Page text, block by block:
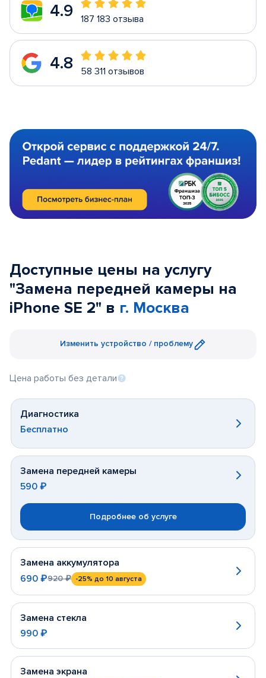
4.9 187 183 отзыва
4.8 58 311 отзывов
Доступные цены на услугу
"Замена передней камеры на
iPhone SE 2" в г. Москва
Изменить устройство / проблему
Цена работы без детали
Диагностика
Бесплатно
Замена передней камеры
590 ₽
Подробнее об услуге
Замена аккумулятора
690 ₽920 ₽ -25% до 10 августа
Замена стекла
990 ₽
Замена экрана